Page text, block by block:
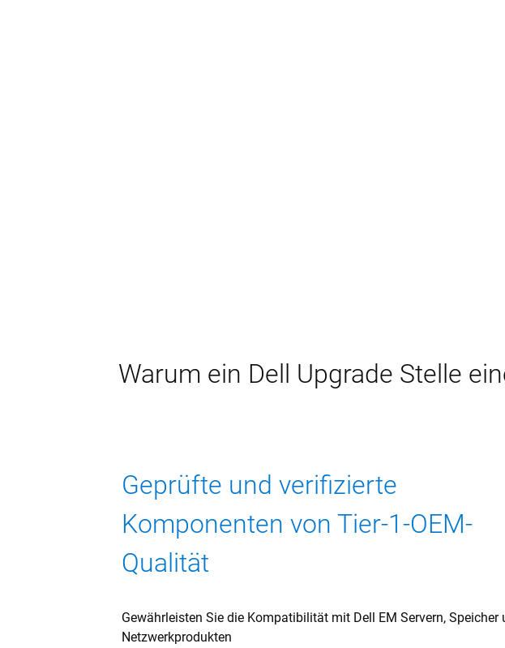
Warum ein Dell Upgrade Stelle
Geprüfte und verifizierte
Komponenten von Tier-1-OEM-
Qualität
Gewährleisten Sie die Kompatibilität mit Dell EM Servern, Speicher
Netzwerkprodukten